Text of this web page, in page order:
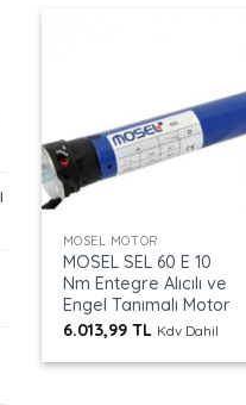
+
MOSEL MOTOR
MOSEL SEL 60 E 10
Nm Entegre Alıcılı ve
Engel Tanımalı Motor
6.013,99 TL Kdv Dahil